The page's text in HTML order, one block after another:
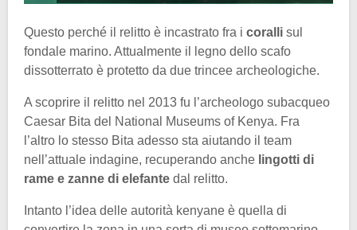
Questo perché il relitto è incastrato fra i coralli sul
fondale marino. Attualmente il legno dello scafo
dissotterrato è protetto da due trincee archeologiche.
A scoprire il relitto nel 2013 fu l’archeologo subacqueo
Caesar Bita del National Museums of Kenya. Fra
l’altro lo stesso Bita adesso sta aiutando il team
nell’attuale indagine, recuperando anche lingotti di
rame e zanne di elefante dal relitto.
Intanto l’idea delle autorità kenyane è quella di